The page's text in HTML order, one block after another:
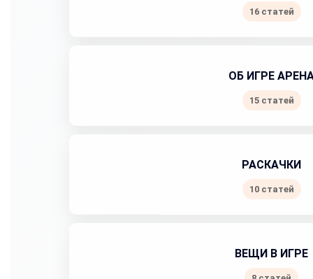
16 статей
ОБ ИГРЕ
15 статей
РАСКАЧКИ
10 статей
ВЕЩИ В ИГРЕ